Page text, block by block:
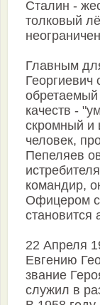
Сталин -
толковый
Главным
Георгиевич
обретаемый
качеств -
скромный и
человек,
Пепеляев
командир,
Офицером с
становится
22 Апреля
Евгению
звание
служил в